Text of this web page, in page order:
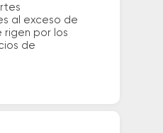
al exceso de
rigen por los
de